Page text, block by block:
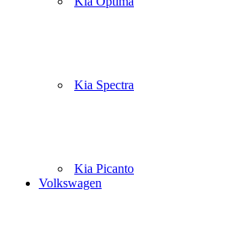
Kia Spectra
Kia Picanto
Volkswagen